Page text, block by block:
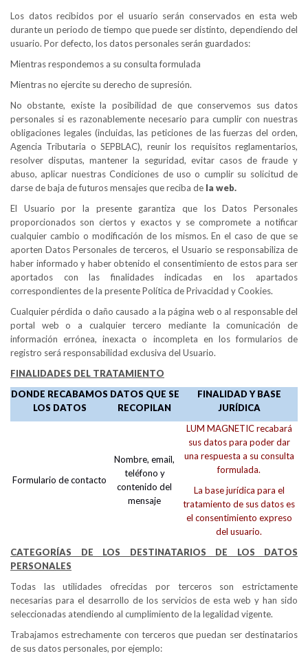
Los datos recibidos por el usuario serán conservados en esta web
durante un periodo de tiempo que puede ser distinto, dependiendo del
usuario. Por defecto, los datos personales serán guardados:
Mientras respondemos a su consulta formulada
Mientras no ejercite su derecho de supresión.
No obstante, existe la posibilidad de que conservemos sus datos
personales si es razonablemente necesario para cumplir con nuestras
obligaciones legales (incluidas, las peticiones de las fuerzas del orden,
Agencia Tributaria o SEPBLAC), reunir los requisitos reglamentarios,
resolver disputas, mantener la seguridad, evitar casos de fraude y
abuso, aplicar nuestras Condiciones de uso o cumplir su solicitud de
darse de baja de futuros mensajes que reciba de la web.
El Usuario por la presente garantiza que los Datos Personales
proporcionados son ciertos y exactos y se compromete a notificar
cualquier cambio o modificación de los mismos. En el caso de que se
aporten Datos Personales de terceros, el Usuario se responsabiliza de
haber informado y haber obtenido el consentimiento de estos para ser
aportados con las finalidades indicadas en los apartados
correspondientes de la presente Política de Privacidad y Cookies.
Cualquier pérdida o daño causado a la página web o al responsable del
portal web o a cualquier tercero mediante la comunicación de
información errónea, inexacta o incompleta en los formularios de
registro será responsabilidad exclusiva del Usuario.
FINALIDADES DEL TRATAMIENTO
DONDE RECABAMOS
LOS DATOS
DATOS QUE SE
RECOPILAN
FINALIDAD Y BASE
JURÍDICA
Formulario de contacto
Nombre, email,
teléfono y
contenido del
mensaje
LUM MAGNETIC recabará
sus datos para poder dar
una respuesta a su consulta
formulada.
La base jurídica para el
tratamiento de sus datos es
el consentimiento expreso
del usuario.
CATEGORÍAS DE LOS DESTINATARIOS DE LOS DATOS
PERSONALES
Todas las utilidades ofrecidas por terceros son estrictamente
necesarias para el desarrollo de los servicios de esta web y han sido
seleccionadas atendiendo al cumplimiento de la legalidad vigente.
Trabajamos estrechamente con terceros que puedan ser destinatarios
de sus datos personales, por ejemplo: